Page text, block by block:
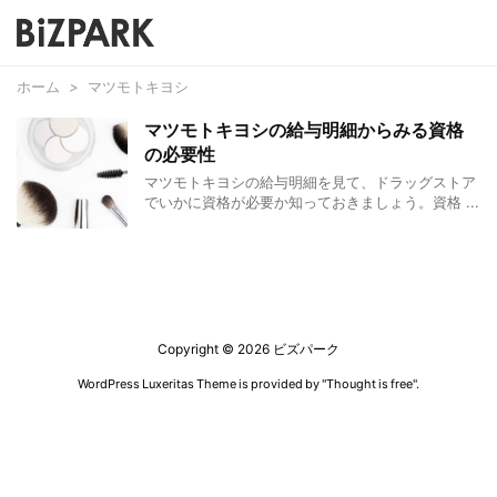
ホーム > マツモトキヨシ
マツモトキヨシの給与明細からみる資格
の必要性
マツモトキヨシの給与明細を見て、ドラッグストア
でいかに資格が必要か知っておきましょう。資格 ...
Copyright © 2026 ビズパーク
WordPress Luxeritas Theme is provided by "Thought is free".